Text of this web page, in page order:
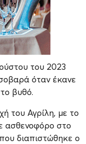
του 2023
όταν έκανε
βυθό.
του Αγρίλη, με το
ασθενοφόρο στο
διαπιστώθηκε ο